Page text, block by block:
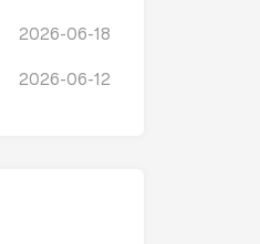
2026-06-18
2026-06-12